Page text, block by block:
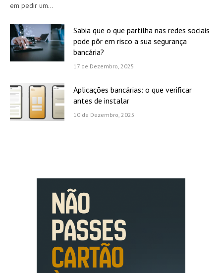
em pedir um…
Sabia que o que partilha nas redes sociais
pode pôr em risco a sua segurança
bancária?
17 de Dezembro, 2025
Aplicações bancárias: o que verificar
antes de instalar
10 de Dezembro, 2025